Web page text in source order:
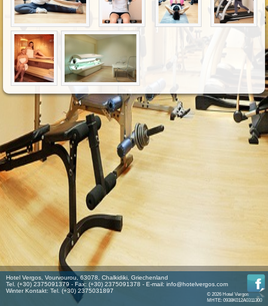
Hotel Vergos, Vourvourou, 63078, Chalkidiki, Griechenland
Tel. (+30) 2375091379 - Fax: (+30) 2375091378 - E-mail: info@hotelvergos.com
Winter Kontakt: Tel. (+30) 2375031897
© 2026 Hotel Vergos
MHTE: 0938K012A0311300